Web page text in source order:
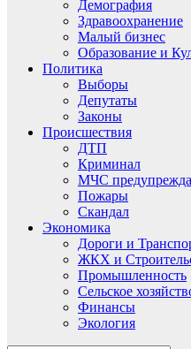
Демография
Здравоохранение
Малый бизнес
Образование и
Политика
Выборы
Депутаты
Законы
Происшествия
ДТП
Криминал
МЧС
Пожары
Скандал
Экономика
Дороги и
ЖКХ и
Промышленность
Сельское
Финансы
Экология